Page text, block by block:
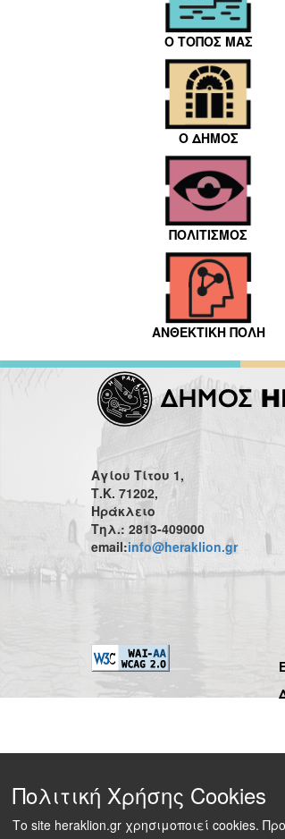
Ο ΤΟΠΟΣ ΜΑΣ
Ο ΔΗΜΟΣ
ΠΟΛΙΤΙΣΜΟΣ
ΑΝΘΕΚΤΙΚΗ ΠΟΛΗ
Αγίου Τίτου 1,
Τ.Κ. 71202,
Ηράκλειο
Τηλ.: 2813-409000
email:info@heraklion.gr
Πολιτική Χρήσης Cookies
Το site heraklion.gr χρησιμοποιεί cookies.